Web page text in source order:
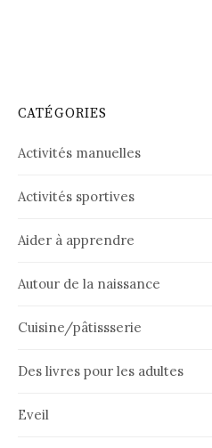
CATÉGORIES
Activités manuelles
Activités sportives
Aider à apprendre
Autour de la naissance
Cuisine/pâtissserie
Des livres pour les adultes
Eveil